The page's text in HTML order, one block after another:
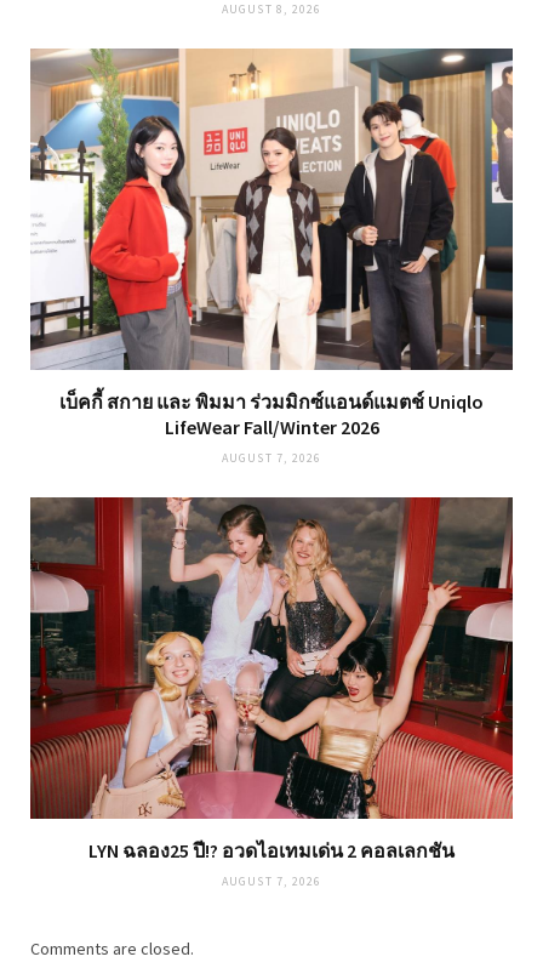
AUGUST 8, 2026
เบ็คกี้ สกาย และ พิมมา ร่วมมิกซ์แอนด์แมตช์ Uniqlo
LifeWear Fall/Winter 2026
AUGUST 7, 2026
LYN ฉลอง25 ปี!? อวดไอเทมเด่น 2 คอลเลกชัน
AUGUST 7, 2026
Comments are closed.